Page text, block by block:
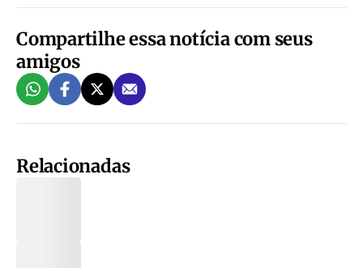
Compartilhe essa notícia com seus
amigos
Relacionadas